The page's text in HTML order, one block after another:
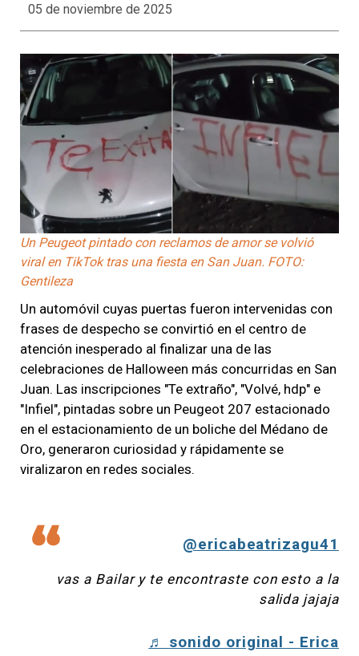
05 de noviembre de 2025
Un Peugeot pintado con reclamos de amor se volvió
viral en TikTok tras una fiesta en San Juan. FOTO:
Gentileza
Un automóvil cuyas puertas fueron intervenidas con
frases de despecho se convirtió en el centro de
atención inesperado al finalizar una de las
celebraciones de Halloween más concurridas en San
Juan. Las inscripciones "Te extraño", "Volvé, hdp" e
"Infiel", pintadas sobre un Peugeot 207 estacionado
en el estacionamiento de un boliche del Médano de
Oro, generaron curiosidad y rápidamente se
viralizaron en redes sociales.
@ericabeatrizagu41
vas a Bailar y te encontraste con esto a la
salida jajaja
♬ sonido original - Erica